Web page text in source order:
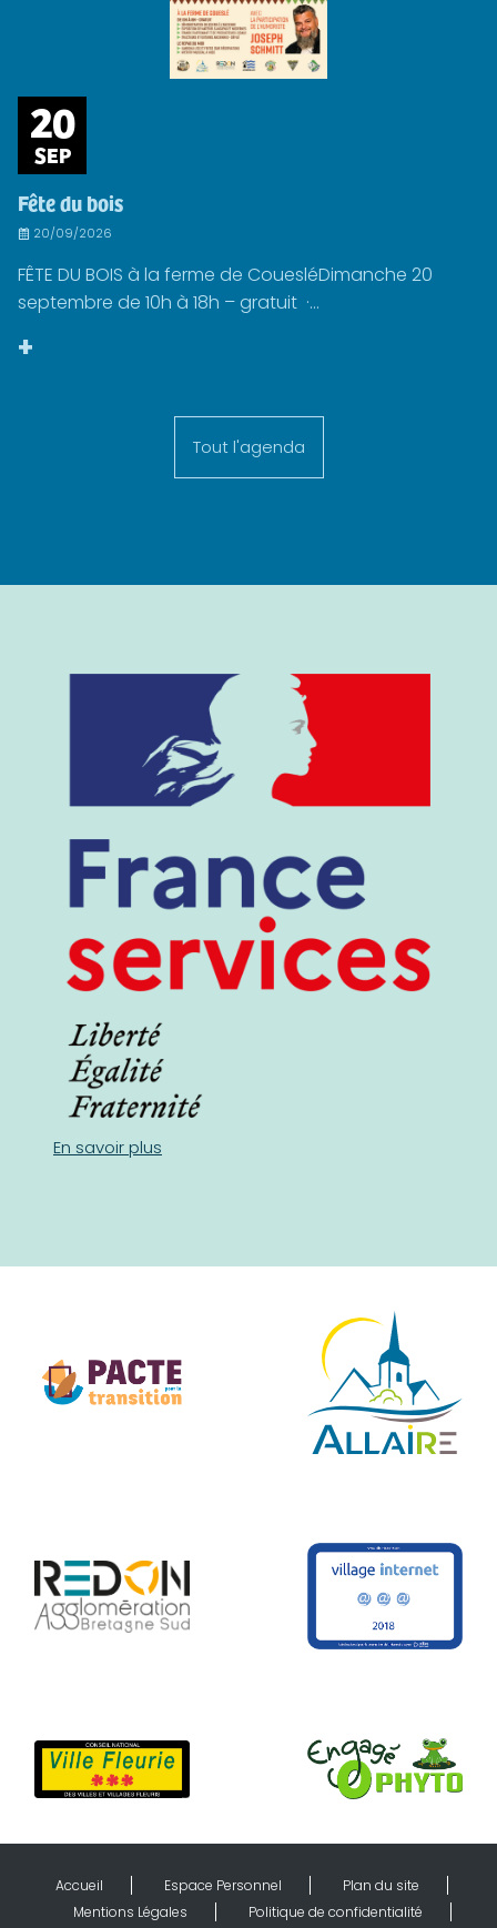
20
SEP
Fête du bois
20/09/2026
FÊTE DU BOIS à la ferme de CouesléDimanche 20
septembre de 10h à 18h – gratuit ·...
+
Tout l'agenda
En savoir plus
Accueil Espace Personnel
Plan du site
Mentions Légales
Politique de confidentialité